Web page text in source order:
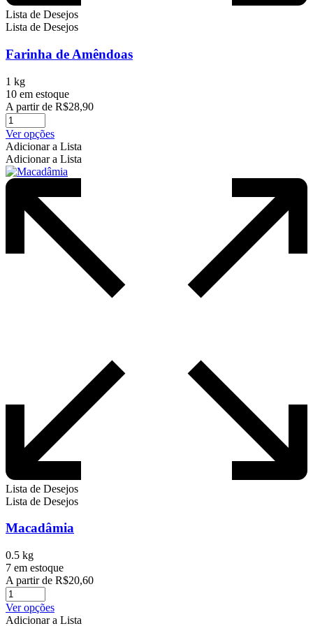
Lista de Desejos
Lista de Desejos
Farinha de Amêndoas
1 kg
10 em estoque
A partir de R$28,90
Ver opçõesEste
produto
tem
várias
As
podem
escolhidas
página
Adicionar a Lista
Adicionar a Lista
Lista de Desejos
Lista de Desejos
Macadâmia
0.5 kg
7 em estoque
A partir de R$20,60
Ver opçõesEste
produto
Adicionar a Lista